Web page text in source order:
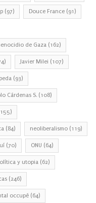
(97) Douce France (91)
de Gaza (162)
Javier Milei (107)
(93)
Cárdenas S. (108)
(84) neoliberalismo (119)
(70) ONU (64)
y utopia (62)
(246)
occupé (64)